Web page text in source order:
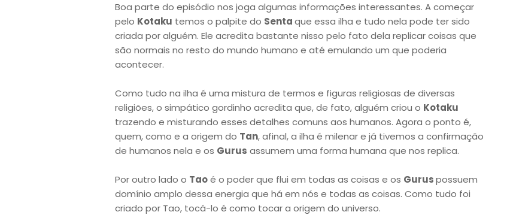
Boa parte do episódio nos joga algumas informações interessantes. A começar
pelo Kotaku temos o palpite do Sentaque essa ilha e tudo nela pode ter sido
criada por alguém. Ele acredita bastante nisso pelo fato dela replicar coisas que
são normais no resto do mundo humano e até emulando um que poderia
acontecer.
Como tudo na ilha é uma mistura de termos e figuras religiosas de diversas
religiões, o simpático gordinho acredita que, de fato, alguém criou o Kotaku
trazendo e misturando esses detalhes comuns aos humanos. Agora o ponto é,
quem, como e a origem do Tan, afinal, a ilha é milenar e já tivemos a confirmação
de humanos nela e os Gurus assumem uma forma humana que nos replica.
Por outro lado o Taoé o poder que flui em todas as coisas e os Guruspossuem
domínio amplo dessa energia que há em nós e todas as coisas. Como tudo foi
criado por Tao, tocá-lo é como tocar a origem do universo.